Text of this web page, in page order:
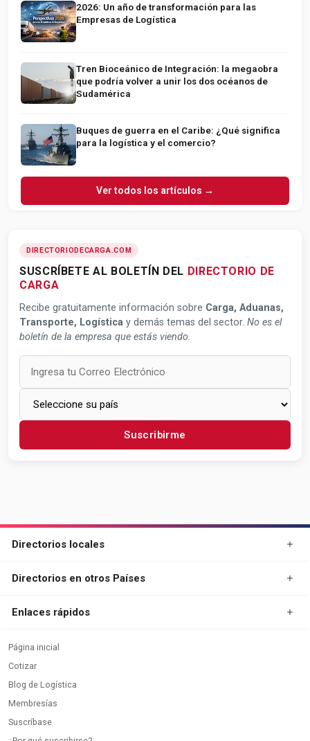
2026: Un año de transformación para las
Empresas de Logística
Tren Bioceánico de Integración: la megaobra
que podría volver a unir los dos océanos de
Sudamérica
Buques de guerra en el Caribe: ¿Qué significa
para la logística y el comercio?
Ver todos los artículos →
DIRECTORIODECARGA.COM
SUSCRÍBETE AL BOLETÍN DEL DIRECTORIO DE
CARGA
Recibe gratuitamente información sobre Carga, Aduanas,
Transporte, Logística y demás temas del sector. No es el
boletín de la empresa que estás viendo.
Suscribirme
Directorios locales
Directorios en otros Países
Enlaces rápidos
Página inicial
Cotizar
Blog de Logística
Membresías
Suscríbase